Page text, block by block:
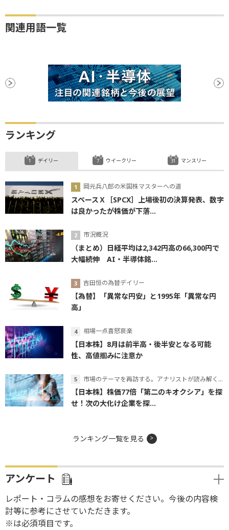
関連用語一覧
ランキング
デイリー
岡元兵八郎の米国株マスターへの道
スペースＸ［SPCX］上場後初の決算発表、数字
は良かったが株価が下落...
市況概況
（まとめ）日経平均は2,342円高の66,300円で
大幅続伸 AI・半導体銘...
吉田恒の為替デイリー
【為替】「異常な円安」と1995年「異常な円
高」
相場一点喜怒哀楽
【日本株】8月は前半高・後半安となる可能
性、高値掴みに注意か
市場のテーマを再訪する。アナリストが読み解くテーマの本質
【日本株】株価77倍「第二のキオクシア」を探
せ！次の大化け企業を探...
ウイークリー マンスリー
ランキング一覧を見る
アンケート
レポート・コラムの感想をお寄せください。今後の内容検
討等に参考にさせていただきます。
※は必須項目です。